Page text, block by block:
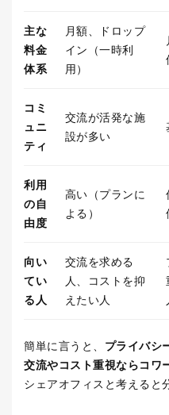
主な
料金
体系
月額、ドロップ
イン（一時利
用）
コミ
ュニ
ティ
交流が活発な施
設が多い
利用
の自
由度
高い（プランに
よる）
向い
てい
る人
交流を求める
人、コストを抑
えたい人
簡単に言うと、 プライバシ
交流やコスト重視ならコワ
シェアオフィスと考えると